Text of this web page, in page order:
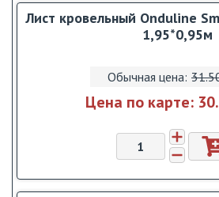
Лист кровельный Onduline
1,95*0,95м
Обычная цена:
Цена по карте: